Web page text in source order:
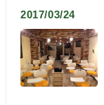
2017/03/24